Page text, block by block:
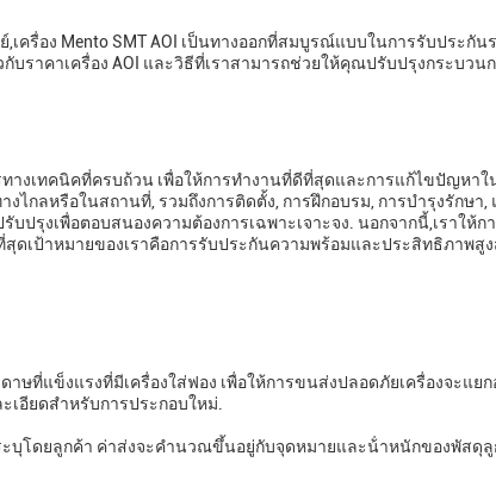
รื่อง Mento SMT AOI เป็นทางออกที่สมบูรณ์แบบในการรับประกัน
บราคาเครื่อง AOI และวิธีที่เราสามารถช่วยให้คุณปรับปรุงกระบวน
างเทคนิคที่ครบถ้วน เพื่อให้การทํางานที่ดีที่สุดและการแก้ไขปัญหา
กลหรือในสถานที่, รวมถึงการติดตั้ง, การฝึกอบรม, การบํารุงรักษา,
ปรุงเพื่อตอบสนองความต้องการเฉพาะเจาะจง. นอกจากนี้,เราให้กา
เป้าหมายของเราคือการรับประกันความพร้อมและประสิทธิภาพสู
าษที่แข็งแรงที่มีเครื่องใส่ฟอง เพื่อให้การขนส่งปลอดภัยเครื่องจะแย
เอียดสําหรับการประกอบใหม่.
ะบุโดยลูกค้า ค่าส่งจะคํานวณขึ้นอยู่กับจุดหมายและน้ําหนักของพัสดุลู